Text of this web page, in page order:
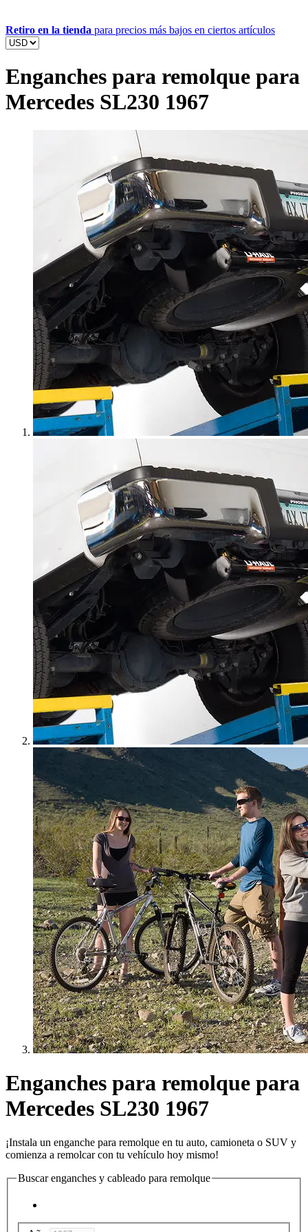
Retiro en la tienda para precios más bajos en ciertos artículos
Enganches para remolque para
Mercedes SL230 1967
Enganches para remolque para
Mercedes SL230 1967
¡Instala un enganche para remolque en tu auto, camioneta o SUV y
comienza a remolcar con tu vehículo hoy mismo!
Buscar enganches y cableado para remolque